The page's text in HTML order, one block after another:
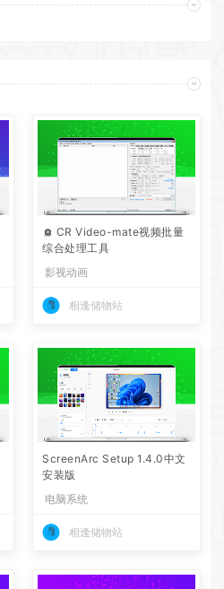
CR Video-mate视频批量
综合处理工具
影视动画
相逢储物站
ScreenArc Setup 1.4.0中文
安装版
电脑系统
相逢储物站